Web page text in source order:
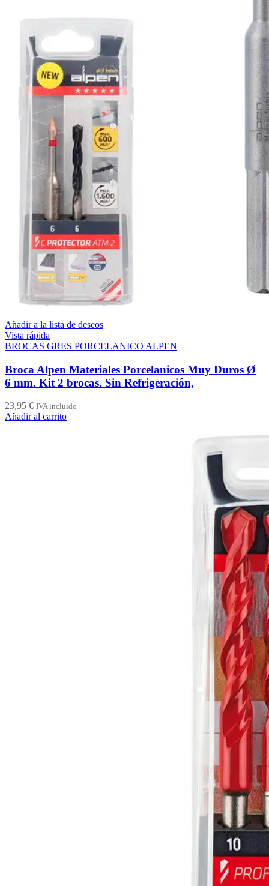
Añadir a la lista de deseos
Vista rápida
BROCAS GRES PORCELANICO ALPEN
Broca Alpen Materiales Porcelanicos Muy Duros Ø
6 mm. Kit 2 brocas. Sin Refrigeración,
23,95 € IVA incluido
Añadir al carrito